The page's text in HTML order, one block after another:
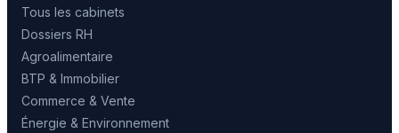
Tous les cabinets
Dossiers RH
Agroalimentaire
BTP & Immobilier
Commerce & Vente
Énergie & Environnement